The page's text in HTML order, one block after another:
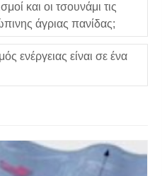
και οι τσουνάμι τις
άγριας πανίδας;
ενέργειας είναι σε ένα